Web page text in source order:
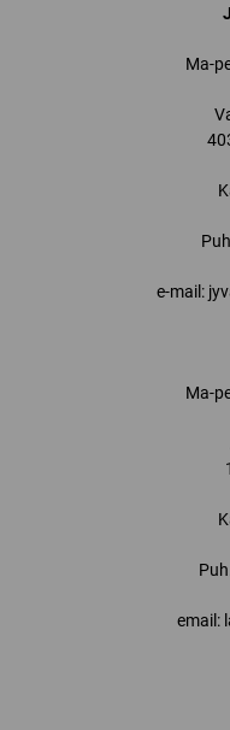
Ma-
e-mail:
Ma-
Puh.
email: